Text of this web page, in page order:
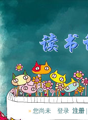
» 您尚未 登录 注册